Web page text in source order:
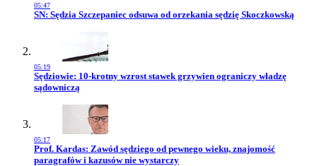
05:47
Przejdź do artykułu:
SN: Sędzia Szczepaniec odsuwa od orzekania sędzię Skoczkowską
05:19
Przejdź do artykułu:
Sędziowie: 10-krotny wzrost stawek grzywien ograniczy władzę
sądowniczą
05:17
Przejdź do artykułu:
Prof. Kardas: Zawód sędziego od pewnego wieku, znajomość
paragrafów i kazusów nie wystarczy